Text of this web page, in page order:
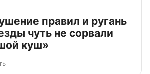
правил и ругань
чуть не сорвали
куш»